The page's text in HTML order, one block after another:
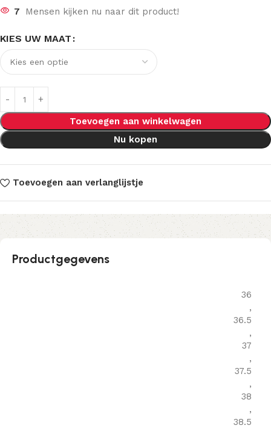
7 Mensen kijken nu naar dit product!
KIES UW MAAT
Toevoegen aan winkelwagen
Nu kopen
Toevoegen aan verlanglijstje
Productgegevens
36
,
36.5
,
37
,
37.5
,
38
,
38.5